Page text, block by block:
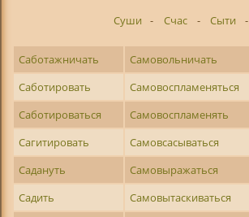
Суши
- Счас - Сыти -
Саботажничать Самовольничать
Саботировать
Самовоспламеняться
Саботироваться
Самовоспламенять
Сагитировать
Самовсасываться
Садануть
Самовыражаться
Садить
Самовытаскиваться